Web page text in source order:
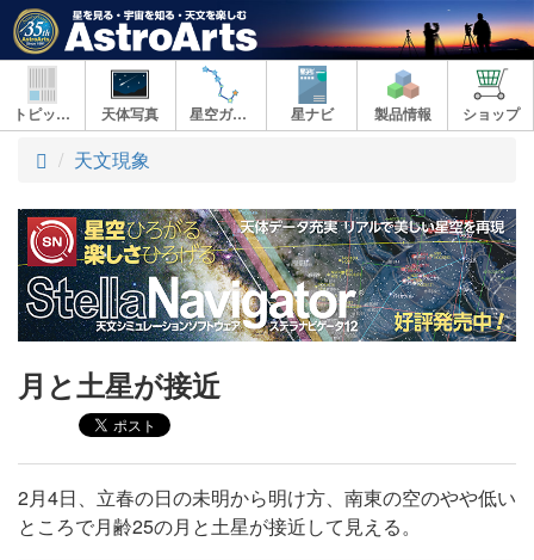
トピックス 天体写真 星空ガイド 星ナビ 製品情報 ショップ
ト
プ
天文現象
月と土星が接近
2月4日、立春の日の未明から明け方、南東の空のやや低い
ところで月齢25の月と土星が接近して見える。